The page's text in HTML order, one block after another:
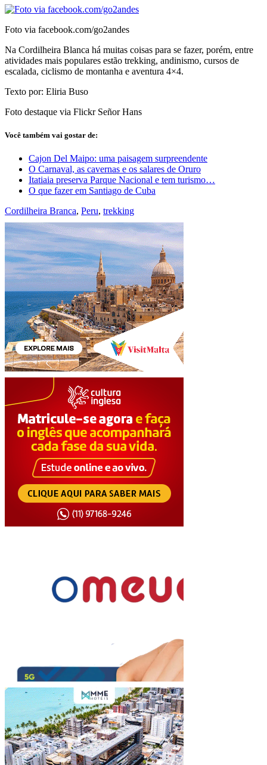
Foto via facebook.com/go2andes
Na Cordilheira Blanca há muitas coisas para se fazer, porém, entre
atividades mais populares estão trekking, andinismo, cursos de
escalada, ciclismo de montanha e aventura 4×4.
Texto por: Eliria Buso
Foto destaque via Flickr Señor Hans
Você também vai gostar de:
Cajon Del Maipo: uma paisagem surpreendente
O Carnaval, as cavernas e os salares de Oruro
Itatiaia preserva Parque Nacional e tem turismo…
O que fazer em Santiago de Cuba
Cordilheira Branca, Peru, trekking